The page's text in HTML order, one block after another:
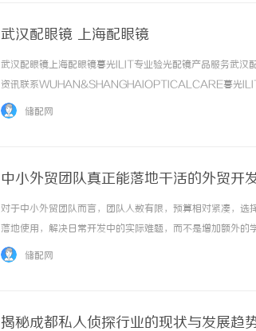
武汉配眼镜 上海配眼镜
武汉配眼镜上海配眼镜暮光ILIT专业验光配镜产品服务武汉
资讯联系WUHAN&SHANGHAIOPTICALCARE暮光
品牌，现于武汉与上海设有4家门店。以完整验光、正品镜
储配网
中小外贸团队真正能落地干活的外贸开
对于中小外贸团队而言，团队人数有限，预算相对紧凑，
落地使用，解决日常开发中的实际难题，而不是增加额外
清晰的数据基础，能够减少重复性劳动，提供可用的客户触
储配网
揭秘成都私人侦探行业的现状与发展趋